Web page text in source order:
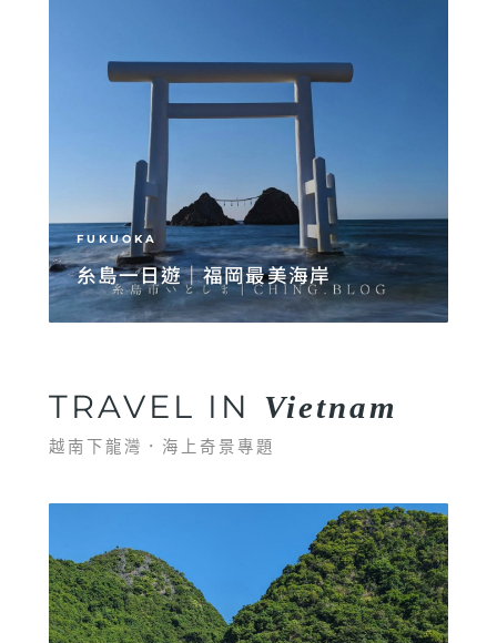
FUKUOKA
糸島一日遊｜福岡最美海岸
TRAVEL IN Vietnam
越南下龍灣．海上奇景專題